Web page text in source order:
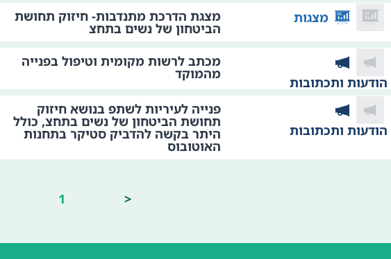
מצגות מצגת הדרכת מתנדבות- חיזוק תחושת
הביטחון של נשים בתחצ
הודעות ותכתובות
מכתב לרשות מקומית וטיפול בפנייה
מהמוקד
הודעות ותכתובות
פנייה לעיריות לשתפ בנושא חיזוק
תחושת הביטחון של נשים בתחצ, כולל
היתר בקשה להדביק סטיקר בתחנות
האוטובוס
<
1